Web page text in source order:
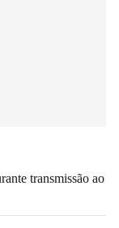
transmissão ao